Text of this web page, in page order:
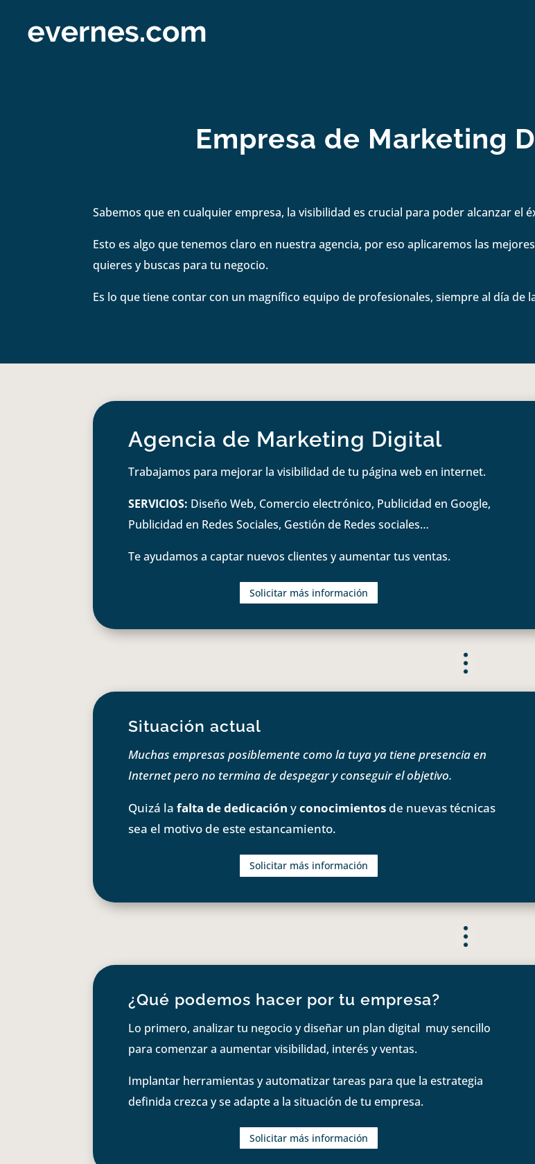
Empresa de Marketing
Sabemos que en cualquier empresa, la visibilidad es crucial para poder alcanzar el
Esto es algo que tenemos claro en nuestra agencia, por eso aplicaremos las
quieres y buscas para tu negocio.
Es lo que tiene contar con un magnífico equipo de profesionales, siempre al día
Agencia de Marketing Digital
Trabajamos para mejorar la visibilidad de tu página web en internet.
SERVICIOS: Diseño Web, Comercio electrónico, Publicidad en Google,
Publicidad en Redes Sociales, Gestión de Redes sociales…
Te ayudamos a captar nuevos clientes y aumentar tus ventas.
Solicitar más información
Situación actual
Muchas empresas posiblemente como la tuya ya tiene presencia en
Internet pero no termina de despegar y conseguir el objetivo.
Quizá lafalta de dedicación yconocimientos de nuevas técnicas
sea el motivo de este estancamiento.
Solicitar más información
¿Qué podemos hacer por tu empresa?
Lo primero, analizar tu negocio y diseñar un plan digital muy sencillo
para comenzar a aumentar visibilidad, interés y ventas.
Implantar herramientas y automatizar tareas para que la estrategia
definida crezca y se adapte a la situación de tu empresa.
Solicitar más información